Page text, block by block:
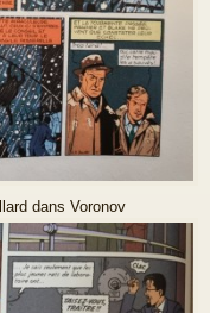
dans Voronov